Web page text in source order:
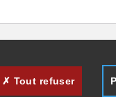
Tout refuser